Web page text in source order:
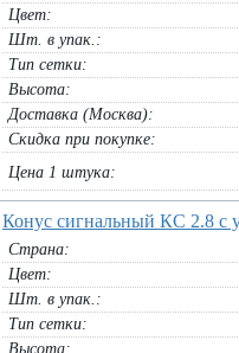
Цвет:
Шт. в упак.:
Тип сетки:
Высота:
Доставка (Москва):
Скидка при покупке:
Цена 1 штука:
Конус сигнальный КС 2.8 с
Страна:
Цвет:
Шт. в упак.:
Тип сетки:
Высота: